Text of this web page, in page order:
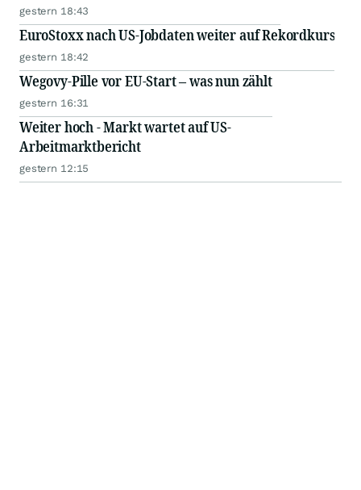
gestern 18:43
EuroStoxx nach US-Jobdaten weiter auf Rekordkurs
gestern 18:42
Wegovy-Pille vor EU-Start – was nun zählt
gestern 16:31
Weiter hoch - Markt wartet auf US-
Arbeitmarktbericht
gestern 12:15